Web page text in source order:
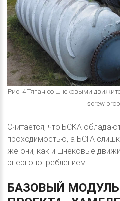
Рис. 4 Тягач со шнековыми
screw
Считается, что БСКА
проходимостью, а БСГА
же они, как и шнековые
энергопотреблением.
БАЗОВЫЙ МОДУЛЬ